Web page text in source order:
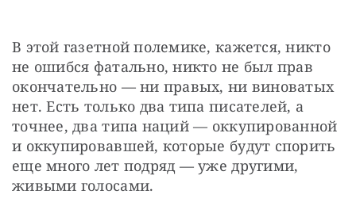
В этой газетной полемике, кажется, никто
не ошибся фатально, никто не был прав
окончательно — ни правых, ни виноватых
нет. Есть только два типа писателей, а
точнее, два типа наций — оккупированной
и оккупировавшей, которые будут спорить
еще много лет подряд — уже другими,
живыми голосами.